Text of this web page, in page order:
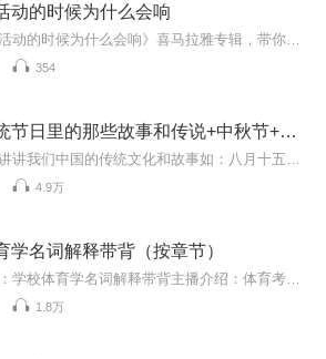
动的时候为什么会响
354
中国传统节日里的那些故事和传说+中秋节+元旦春节等
4.9万
学名词解释带背（按章节）
1.8万